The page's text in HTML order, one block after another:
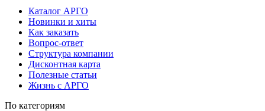
Каталог АРГО
Новинки и хиты
Как заказать
Вопрос-ответ
Структура компании
Дисконтная карта
Полезные статьи
Жизнь с АРГО
По категориям